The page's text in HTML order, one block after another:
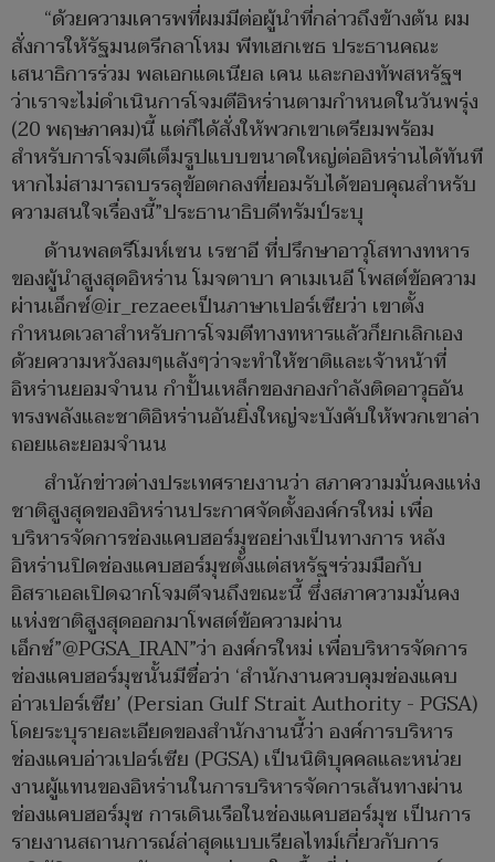
“ด้วยความเคารพที่ผมมีต่อผู้นำที่กล่าวถึงข้างต้น ผม
สั่งการให้รัฐมนตรีกลาโหม พีทเฮกเซธ ประธานคณะ
เสนาธิการร่วม พลเอกแดเนียล เคน และกองทัพสหรัฐฯ
ว่าเราจะไม่ดำเนินการโจมตีอิหร่านตามกำหนดในวันพรุ่ง
(20 พฤษภาคม)นี้ แต่ก็ได้สั่งให้พวกเขาเตรียมพร้อม
สำหรับการโจมตีเต็มรูปแบบขนาดใหญ่ต่ออิหร่านได้ทันที
หากไม่สามารถบรรลุข้อตกลงที่ยอมรับได้ขอบคุณสำหรับ
ความสนใจเรื่องนี้”ประธานาธิบดีทรัมป์ระบุ
ด้านพลตรีโมห์เซน เรซาอี ที่ปรึกษาอาวุโสทางทหาร
ของผู้นำสูงสุดอิหร่าน โมจตาบา คาเมเนอี โพสต์ข้อความ
ผ่านเอ็กซ์@ir_rezaeeเป็นภาษาเปอร์เซียว่า เขาตั้ง
กำหนดเวลาสำหรับการโจมตีทางทหารแล้วก็ยกเลิกเอง
ด้วยความหวังลมๆแล้งๆว่าจะทำให้ชาติและเจ้าหน้าที่
อิหร่านยอมจำนน กำปั้นเหล็กของกองกำลังติดอาวุธอัน
ทรงพลังและชาติอิหร่านอันยิ่งใหญ่จะบังคับให้พวกเขาล่า
ถอยและยอมจำนน
สำนักข่าวต่างประเทศรายงานว่า สภาความมั่นคงแห่ง
ชาติสูงสุดของอิหร่านประกาศจัดตั้งองค์กรใหม่ เพื่อ
บริหารจัดการช่องแคบฮอร์มุซอย่างเป็นทางการ หลัง
อิหร่านปิดช่องแคบฮอร์มุซตั้งแต่สหรัฐฯร่วมมือกับ
อิสราเอลเปิดฉากโจมตีจนถึงขณะนี้ ซึ่งสภาความมั่นคง
แห่งชาติสูงสุดออกมาโพสต์ข้อความผ่าน
เอ็กซ์”@PGSA_IRAN”ว่า องค์กรใหม่ เพื่อบริหารจัดการ
ช่องแคบฮอร์มุซนั้นมีชื่อว่า ‘สำนักงานควบคุมช่องแคบ
อ่าวเปอร์เซีย’ (Persian Gulf Strait Authority - PGSA)
โดยระบุรายละเอียดของสำนักงานนี้ว่า องค์การบริหาร
ช่องแคบอ่าวเปอร์เซีย (PGSA) เป็นนิติบุคคลและหน่วย
งานผู้แทนของอิหร่านในการบริหารจัดการเส้นทางผ่าน
ช่องแคบฮอร์มุซ การเดินเรือในช่องแคบฮอร์มุซ เป็นการ
รายงานสถานการณ์ล่าสุดแบบเรียลไทม์เกี่ยวกับการ